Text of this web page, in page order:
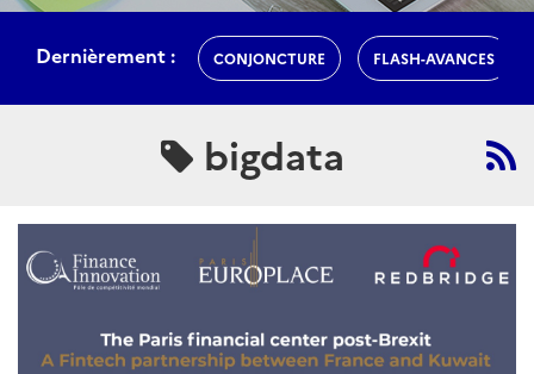
Dernièrement : CONJONCTURE FLASH-AVANCES
bigdata